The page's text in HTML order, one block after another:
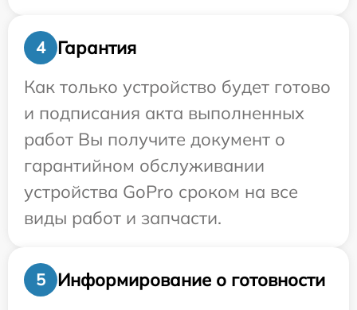
4
Гарантия
Как только устройство будет готово
и подписания акта выполненных
работ Вы получите документ о
гарантийном обслуживании
устройства GoPro сроком на все
виды работ и запчасти.
5
Информирование о готовности